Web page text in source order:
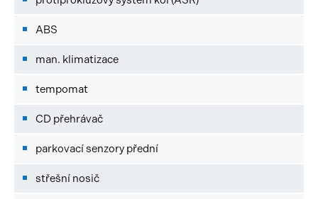
ABS
man. klimatizace
tempomat
CD přehrávač
parkovací senzory přední
střešní nosič